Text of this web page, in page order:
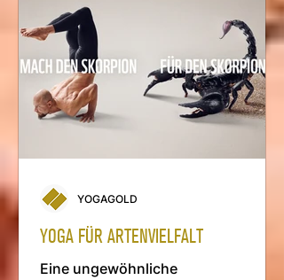
YOGA FÜR ARTENVIELFALT
Eine ungewöhnliche
YOGAGOLD